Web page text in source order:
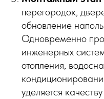
перегородок,
обновление
Одновременно
инженерных
отопления,
уделяется